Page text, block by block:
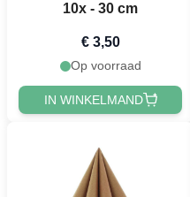
10x - 30 cm
€ 3,50
Op voorraad
IN WINKELMAND